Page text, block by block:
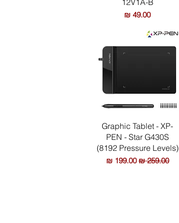
מחיר‏49.00 ‏₪
תצוגה מהירה
Graphic Tablet - XP-
PEN - Star G430S
(8192 Pressure Levels)
מחיר רגיל‏259.00 ‏₪ מחיר מבצע‏199.00 ‏₪